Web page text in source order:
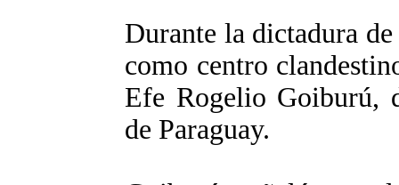
Durante la dictadura
como centro
Efe Rogelio Goiburú,
de Paraguay.